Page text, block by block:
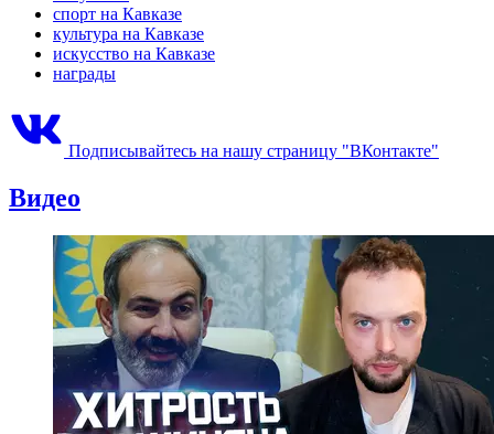
спорт на Кавказе
культура на Кавказе
искусство на Кавказе
награды
Подписывайтесь на нашу страницу "ВКонтакте"
Видео